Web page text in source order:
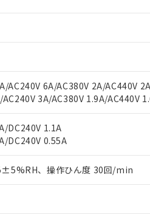
AC240V 6A/AC380V 2A/AC440V 2A
3A/AC380V 1.9A/AC440V
DC240V 1.1A
DC240V 0.55A
、操作ひん度 30回/min
扱商品の当社在庫状況および標準
、本サービスの対象外となる商品
客様のお取引先、またはお客様担
の事前の承諾なく第三者に漏洩ま
ービス）をご利用いただくには、I-
ご登録された部品リストについて
お客様との取引・商談に必要な範
1000ppm以下、フタル酸ブチルベンジル（
(DIBP) 1000ppm以下
る適用除外項目は除く。
る意図的な使用がないことを確認しています。
月が前後することがあります。
の基準値を超えていることを示し
ウム) : 100ppm、
準値以下であることを示します。
問い合わせください。
国為替および外国貿易法に定める
ル、化学兵器、生物兵器またはそ
る場合は、上記1、2および3の内容
ては、お客様のお取引先、または
認ください)
情報を公開していない機種